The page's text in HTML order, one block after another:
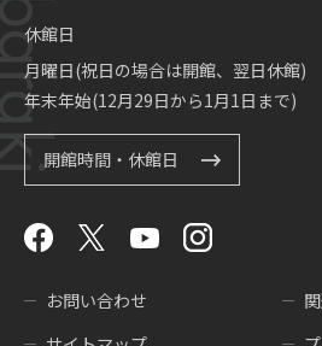
休館日
月曜日(祝日の場合は開館、翌日休館)
年末年始(12月29日から1月1日まで)
開館時間・休館日
お問い合わせ